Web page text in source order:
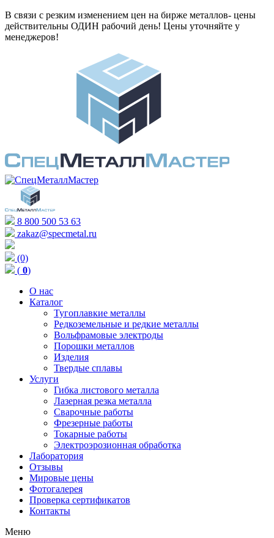
В связи с резким изменением цен на бирже металлов- цены
действительны ОДИН рабочий день! Цены уточняйте у
менеджеров!
8 800 500 53 63
zakaz@specmetal.ru
(0)
( 0)
О нас
Каталог
Тугоплавкие металлы
Редкоземельные и редкие металлы
Вольфрамовые электроды
Порошки металлов
Изделия
Твердые сплавы
Услуги
Гибка листового металла
Лазерная резка металла
Сварочные работы
Фрезерные работы
Токарные работы
Электроэрозионная обработка
Лаборатория
Отзывы
Мировые цены
Фотогалерея
Проверка сертификатов
Контакты
Меню